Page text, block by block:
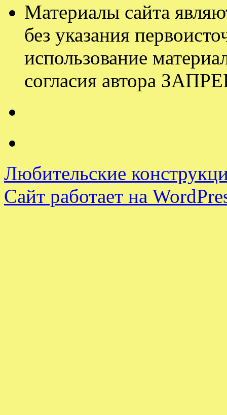
Материалы сайта
без указания
использование
согласия автора
Любительские
Сайт работает на